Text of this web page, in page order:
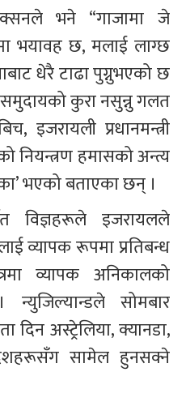
लक्सनले भने “गाजामा जे
भयावह छ, मलाई लाग्छ
धेरै टाढा पुग्नुभएको छ
समुदायको कुरा नसुन्नु गलत
प्रधानमन्त्री
नियन्त्रण हमासको अन्त्य
भएको बताएका छन् ।
विज्ञहरूले इजरायलले
व्यापक रूपमा प्रतिबन्ध
व्यापक अनिकालको
सोमबार
दिन अस्ट्रेलिया, क्यानडा,
सामेल हुनसक्ने